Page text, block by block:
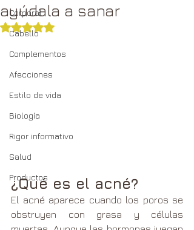
Corporal
Cabello
Complementos
Afecciones
Estilo de vida
Biología
Rigor informativo
Salud
Productos
ayúdala a sanar
Obtuvo NaN de 5 estrellas.
¿Qué es el acné?
El acné aparece cuando los poros se
obstruyen con grasa y células